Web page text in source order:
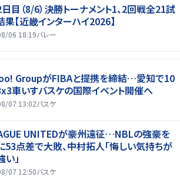
目（8/6）決勝トーナメント1、2回戦全21試
果【近畿インターハイ2026】
06 18:19バレー
GroupがFIBAと提携を締結…愛知で10
車いすバスケの国際イベント開催へ
07 13:02バスケ
UNITEDが豪州遠征…NBLの強豪を
53点差で大敗、中村拓人「悔しい気持ちが
」
07 12:50バスケ